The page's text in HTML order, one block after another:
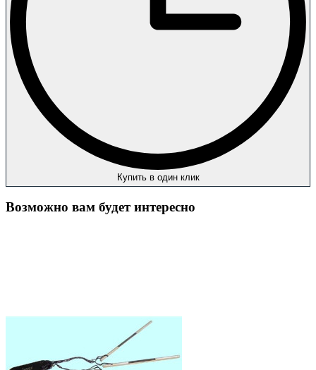
Купить в один клик
Возможно вам будет интересно